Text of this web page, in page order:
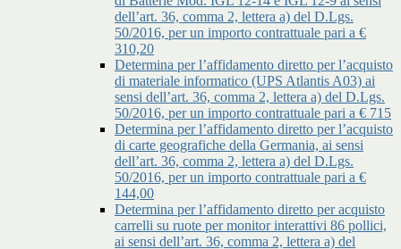
dell’art. 36, comma 2, lettera a) del D.Lgs.
50/2016, per un importo contrattuale pari a €
310,20
Determina per l’affidamento diretto per l’acquisto
di materiale informatico (UPS Atlantis A03) ai
sensi dell’art. 36, comma 2, lettera a) del D.Lgs.
50/2016, per un importo contrattuale pari a € 715
Determina per l’affidamento diretto per l’acquisto
di carte geografiche della Germania, ai sensi
dell’art. 36, comma 2, lettera a) del D.Lgs.
50/2016, per un importo contrattuale pari a €
144,00
Determina per l’affidamento diretto per acquisto
carrelli su ruote per monitor interattivi 86 pollici,
ai sensi dell’art. 36, comma 2, lettera a) del